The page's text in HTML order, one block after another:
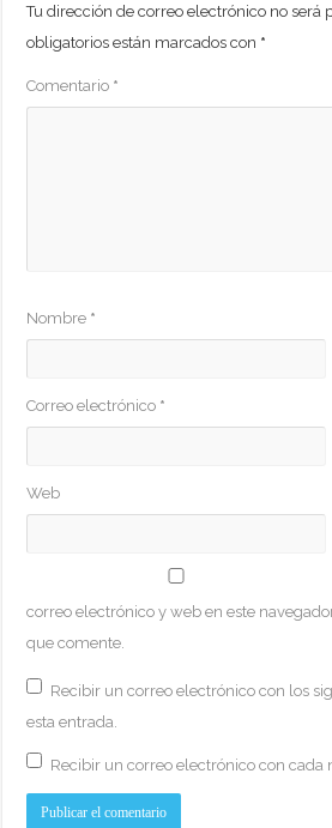
Tu dirección de correo electrónico no será
obligatorios están marcados con *
Comentario *
Nombre *
Correo electrónico *
Web
correo electrónico y web en este
que comente.
Recibir un correo electrónico con los
esta entrada.
Recibir un correo electrónico con cada